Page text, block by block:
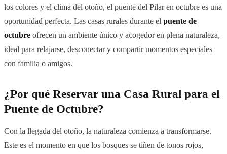
los colores y el clima del otoño, el puente del Pilar en octubre es una
oportunidad perfecta. Las casas rurales durante el puente de
octubre ofrecen un ambiente único y acogedor en plena naturaleza,
ideal para relajarse, desconectar y compartir momentos especiales
con familia o amigos.
¿Por qué Reservar una Casa Rural para el
Puente de Octubre?
Con la llegada del otoño, la naturaleza comienza a transformarse.
Este es el momento en que los bosques se tiñen de tonos rojos,